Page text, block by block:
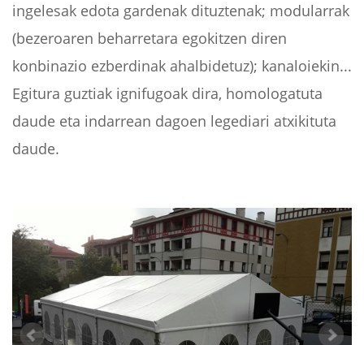
ingelesak edota gardenak dituztenak; modularrak
(bezeroaren beharretara egokitzen diren
konbinazio ezberdinak ahalbidetuz); kanaloiekin...
Egitura guztiak ignifugoak dira, homologatuta
daude eta indarrean dagoen legediari atxikituta
daude.